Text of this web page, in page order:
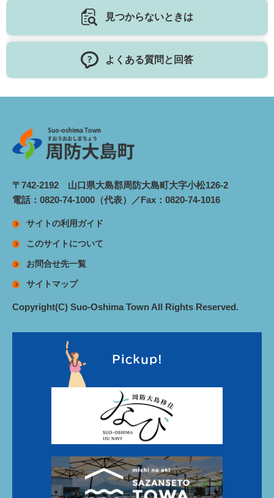
見つからないときは
よくある質問と回答
〒742-2192 山口県大島郡周防大島町大字小松126-2
電話：0820-74-1000（代表）／Fax：0820-74-1016
サイトの利用ガイド
このサイトについて
お問合せ先一覧
サイトマップ
Copyright(C) Suo-Oshima Town All Rights Reserved.